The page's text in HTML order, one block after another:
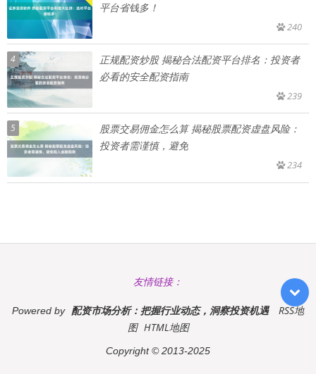
平台省钱多！
240
4
正规配资炒股 揭秘合法配资平台排名：投资者
必看的安全配资指南
239
5
股票交易佣金怎么算 揭秘股票配资虚盘风险：
投资者需谨慎，避免
234
友情链接：
Powered by 配资市场分析：把握行业动态，洞察投资机遇
RSS地
图 HTML地图
Copyright© 2013-2025